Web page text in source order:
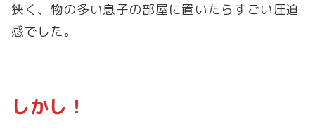
狭く、物の多い息子の部屋に置いたらすごい圧迫
感でした。
しかし！